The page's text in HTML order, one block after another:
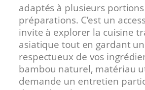
adaptés à plusieurs
préparations. C’est un
invite à explorer la cuisine
asiatique tout en gardant
respectueux de vos
bambou naturel, matériau
demande un entretien